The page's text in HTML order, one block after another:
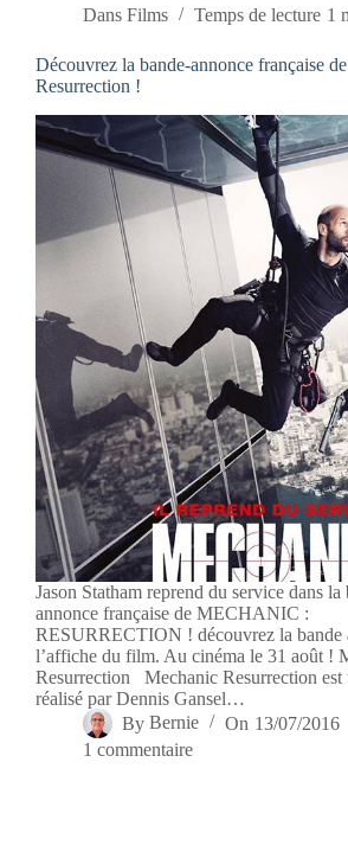
Dans Films Temps de lecture 1
Découvrez la bande-annonce française
Resurrection !
Jason Statham reprend du service dans la
annonce française de MECHANIC :
RESURRECTION ! découvrez la bande
l’affiche du film. Au cinéma le 31 août !
Resurrection Mechanic Resurrection
réalisé par Dennis Gansel…
By Bernie On 13/07/2016
1 commentaire